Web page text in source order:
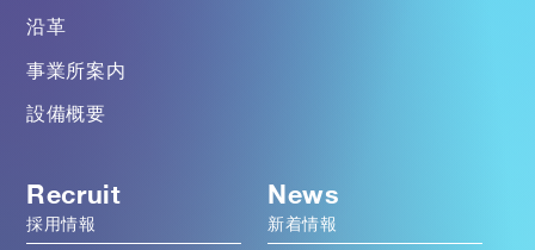
沿革
事業所案内
設備概要
Recruit
採用情報
News
新着情報